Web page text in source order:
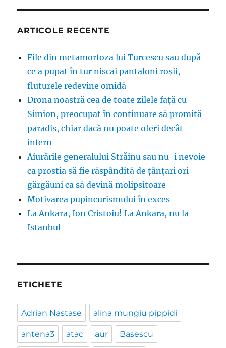
ARTICOLE RECENTE
File din metamorfoza lui Turcescu sau după
ce a pupat în tur niscai pantaloni roșii,
fluturele redevine omidă
Drona noastră cea de toate zilele față cu
Simion, preocupat în continuare să promită
paradis, chiar dacă nu poate oferi decât
infern
Aiurările generalului Străinu sau nu-i nevoie
ca prostia să fie răspândită de țânțari ori
gărgăuni ca să devină molipsitoare
Motivarea pupincurismului în exces
La Ankara, Ion Cristoiu! La Ankara, nu la
Istanbul
ETICHETE
Adrian Nastase alina mungiu pippidi
antena3 atac aur Basescu